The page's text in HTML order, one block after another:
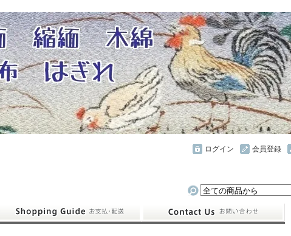
会員登録
ログイン